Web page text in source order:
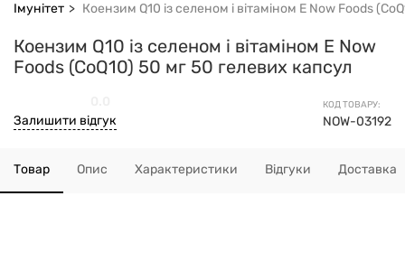
Імунітет
Коензим Q10 із селеном і вітаміном Е Now Foods
Коензим Q10 із селеном і вітаміном Е Now
Foods (CoQ10) 50 мг 50 гелевих капсул
КОД ТОВАРУ:
NOW-03192
Залишити відгук
Товар Опис Характеристики Відгуки Доставка